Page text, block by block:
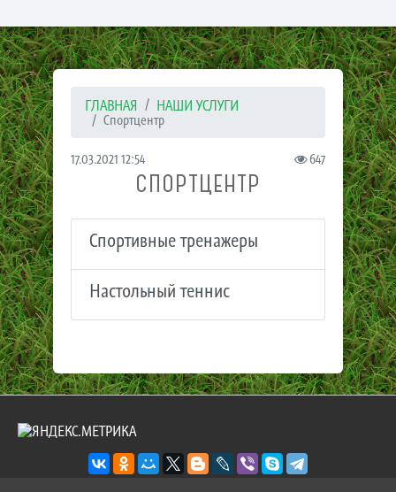
ГЛАВНАЯ НАШИ УСЛУГИ
Спортцентр
17.03.2021 12:54 647
СПОРТЦЕНТР
Спортивные тренажеры
Настольный теннис